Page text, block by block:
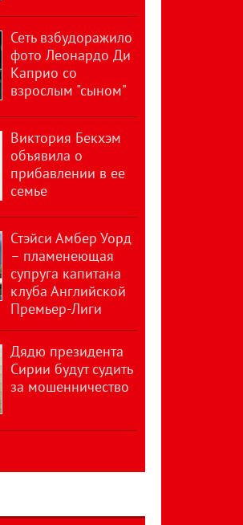
Сеть взбудоражило
фото Леонардо Ди
Каприо со
взрослым "сыном"
Виктория Бекхэм
объявила о
прибавлении в ее
семье
Стэйси Амбер Уорд
– пламенеющая
супруга капитана
клуба Английской
Премьер-Лиги
Дядю президента
Сирии будут судить
за мошенничество